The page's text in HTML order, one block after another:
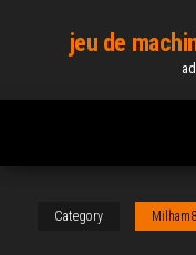
content
jeu de
Category